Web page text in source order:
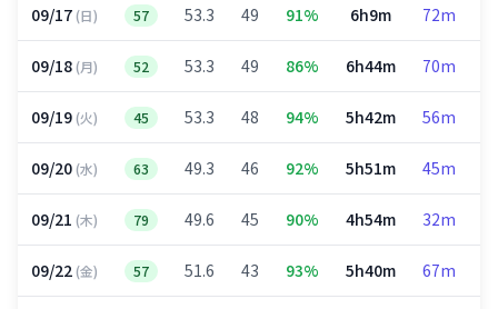
09/17(日) 57 53.3 49 91% 6h9m 72m
09/18(月) 52 53.3 49 86% 6h44m 70m
09/19(火) 45 53.3 48 94% 5h42m 56m
09/20(水) 63 49.3 46 92% 5h51m 45m
09/21 (木) 79 49.6 45 90% 4h54m 32m
09/22(金) 57 51.6 43 93% 5h40m 67m